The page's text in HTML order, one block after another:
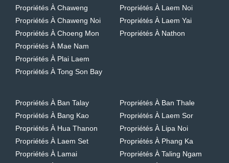
Propriétés À Chaweng
Propriétés À Chaweng Noi
Propriétés À Choeng Mon
Propriétés À Mae Nam
Propriétés À Plai Laem
Propriétés À Tong Son Bay
Propriétés À Laem Noi
Propriétés À Laem Yai
Propriétés À Nathon
Propriétés À Ban Talay
Propriétés À Bang Kao
Propriétés À Hua Thanon
Propriétés À Laem Set
Propriétés À Lamai
Propriétés À Ban Thale
Propriétés À Laem Sor
Propriétés À Lipa Noi
Propriétés À Phang Ka
Propriétés À Taling Ngam